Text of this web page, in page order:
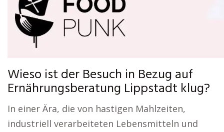
Wieso ist der Besuch in Bezug auf
Ernährungsberatung Lippstadt klug?
In einer Ära, die von hastigen Mahlzeiten,
industriell verarbeiteten Lebensmitteln und